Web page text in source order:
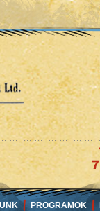
PROGRAMOK